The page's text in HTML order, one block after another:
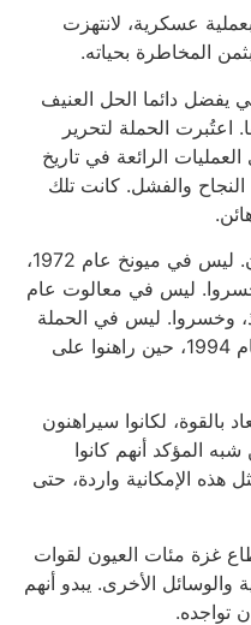
عسكرية، لانتهزت
المخاطرة بحياته.
يفضل دائما الحل العنيف
الحملة لتحرير
عنتيبي عام 1976 إحدى العمليات الرائعة في تاريخ
النجاح والفشل. كانت تلك
في حالات أخرى لم ينجح هذا الرهان. ليس في ميونخ عام 1972،
ليس في معالوت عام
وخسروا. ليس في الحملة
لتحرير الجندي نحشون فاكسمان عام 1994، حين راهنوا على
بالقوة، لكانوا سيراهنون
المؤكد أنهم كانوا
الإمكانية واردة، حتى
غزة مئات العيون لقوات
والوسائل الأخرى. يبدو أنهم
تواجده.